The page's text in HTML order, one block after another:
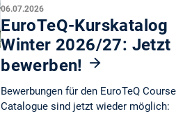
06.07.2026
EuroTeQ-Kurskatalog
Winter 2026/27: Jetzt
bewerben!
Bewerbungen für den EuroTeQ Course
Catalogue sind jetzt wieder möglich: